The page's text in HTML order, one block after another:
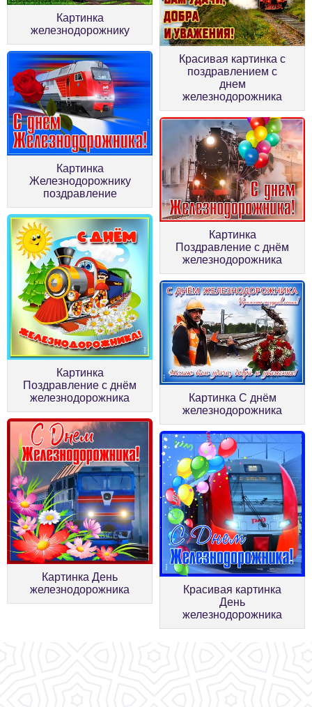
Картинка
железнодорожнику
Красивая картинка с
поздравлением с
днем
железнодорожника
Картинка
Железнодорожнику
поздравление
Картинка
Поздравление с днём
железнодорожника
Картинка
Поздравление с днём
железнодорожника
Картинка С днём
железнодорожника
Картинка День
железнодорожника
Красивая картинка
День
железнодорожника